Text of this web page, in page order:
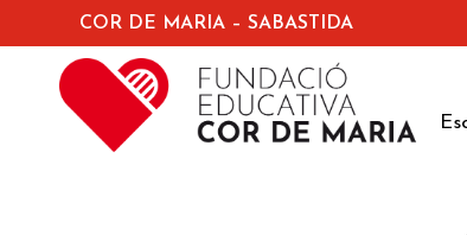
COR DE MARIA – SABASTIDA